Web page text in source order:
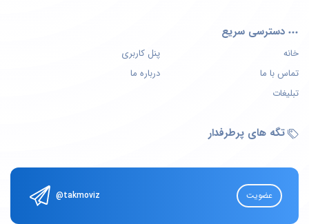
دسترسی سریع
خانه
پنل کاربری
تماس با ما
درباره ما
تبلیغات
تگه های پرطرفدار
@takmoviz عضویت